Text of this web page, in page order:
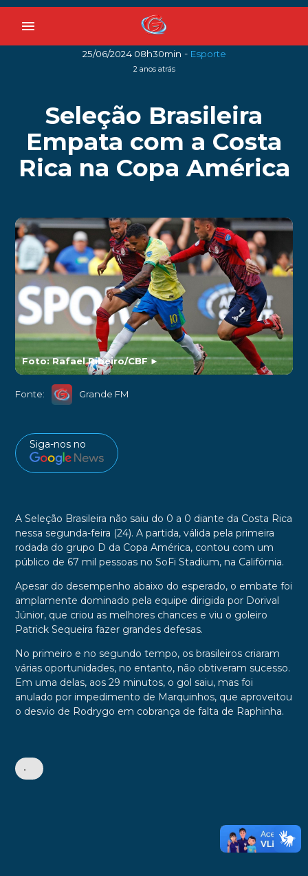
menu
25/06/2024 08h30min - Esporte
2 anos atrás
Seleção Brasileira
Empata com a Costa
Rica na Copa América
Foto: Rafael Ribeiro/CBF►
Fonte: Grande FM
Siga-nos no
A Seleção Brasileira não saiu do 0 a 0 diante da Costa Rica
nessa segunda-feira (24). A partida, válida pela primeira
rodada do grupo D da Copa América, contou com um
público de 67 mil pessoas no SoFi Stadium, na Califórnia.
Apesar do desempenho abaixo do esperado, o embate foi
amplamente dominado pela equipe dirigida por Dorival
Júnior, que criou as melhores chances e viu o goleiro
Patrick Sequeira fazer grandes defesas.
No primeiro e no segundo tempo, os brasileiros criaram
várias oportunidades, no entanto, não obtiveram sucesso.
Em uma delas, aos 29 minutos, o gol saiu, mas foi
anulado por impedimento de Marquinhos, que aproveitou
o desvio de Rodrygo em cobrança de falta de Raphinha.
•